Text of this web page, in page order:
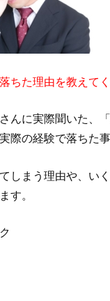
ちた理由を教えて
んに実際聞いた、
際の経験で落ちた
しまう理由や、い
す。